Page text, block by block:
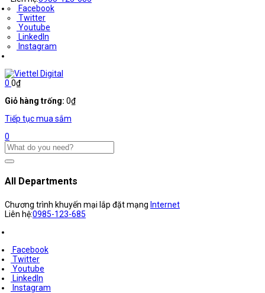
Facebook
Twitter
Youtube
LinkedIn
Instagram
0 0₫
Giỏ hàng trống: 0₫
Tiếp tục mua sắm
0
All Departments
Chương trình khuyến mại lắp đặt mạng Internet
Liên hệ:0985-123-685
Facebook
Twitter
Youtube
LinkedIn
Instagram